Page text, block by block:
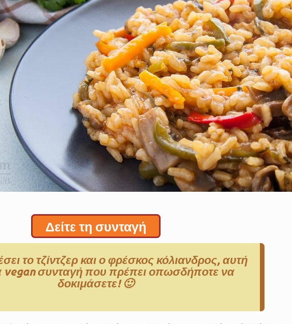
Δείτε τη συνταγή
το τζίντζερ και ο φρέσκος κόλιανδρος, αυτή
vegan συνταγή που πρέπει οπωσδήποτε να
δοκιμάσετε! 🙂